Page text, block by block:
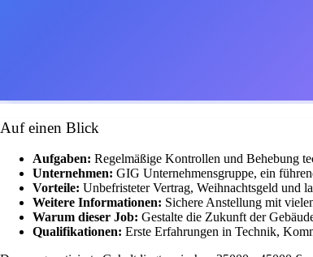
Auf einen Blick
Aufgaben: Regelmäßige Kontrollen und Behebung
Unternehmen: GIG Unternehmensgruppe, ein
Vorteile: Unbefristeter Vertrag, Weihnachtsgeld und
Weitere Informationen: Sichere Anstellung mit
Warum dieser Job: Gestalte die Zukunft der
Qualifikationen: Erste Erfahrungen in Technik,